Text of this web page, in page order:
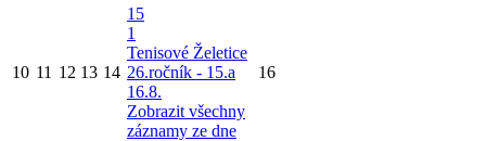
10 11 12 13 14
15
1
Tenisové Želetice
26.ročník - 15.a
16.8.
Zobrazit všechny
záznamy ze dne
16